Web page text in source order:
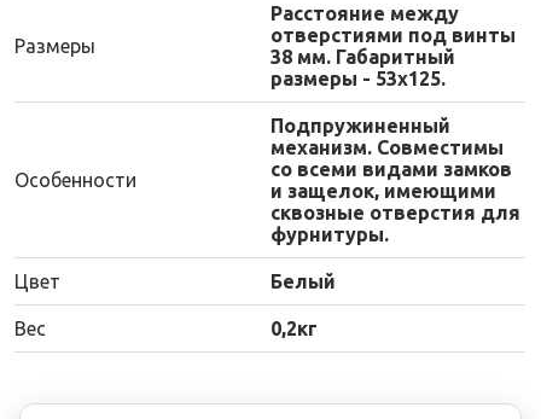
Размеры
Расстояние между
отверстиями под винты
38 мм. Габаритный
размеры - 53х125.
Особенности
Подпружиненный
механизм. Совместимы
со всеми видами замков
и защелок, имеющими
сквозные отверстия для
фурнитуры.
Цвет Белый
Вес 0,2кг